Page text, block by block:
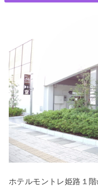
ホテルモントレ姫路１